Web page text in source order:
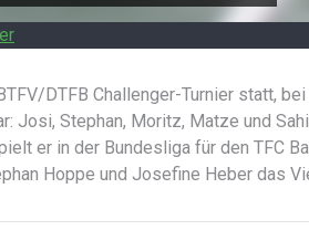
DTFB Challenger-Turnier statt,
Josi, Stephan, Moritz, Matze und
er in der Bundesliga für den TFC
Hoppe und Josefine Heber das